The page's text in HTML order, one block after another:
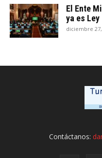
El Ente
ya es Ley
diciembre
Contáctanos: